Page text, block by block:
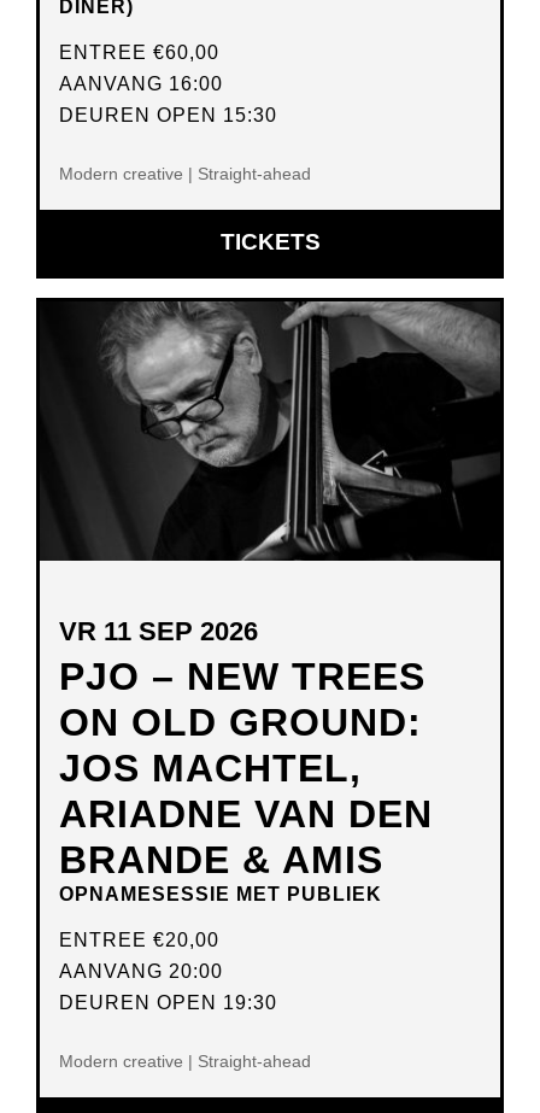
DINER)
ENTREE €60,00
AANVANG 16:00
DEUREN OPEN 15:30
Modern creative | Straight-ahead
TICKETSOPENT
IN
NIEUW
VENSTER
PJO – NEW TREES
ON OLD GROUND:
JOS MACHTEL,
ARIADNE VAN DEN
BRANDE & AMIS
OPNAMESESSIE MET PUBLIEK
VR 11 SEP 2026
ENTREE €20,00
AANVANG 20:00
DEUREN OPEN 19:30
Modern creative | Straight-ahead